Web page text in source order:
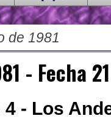
de 1981
- Fecha 21
- Los